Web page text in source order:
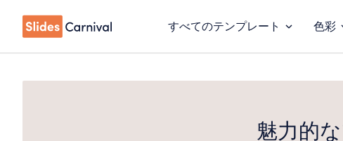
すべてのテンプレート 色彩
魅力的